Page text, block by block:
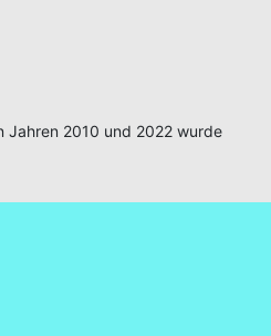
Jahren 2010 und 2022 wurde